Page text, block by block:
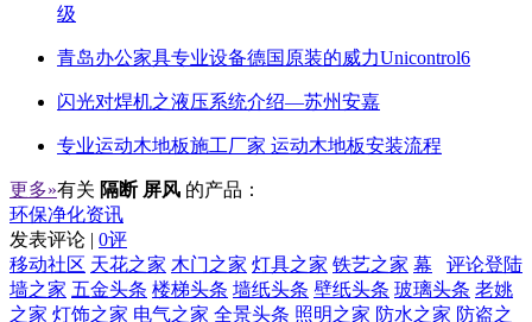
级
青岛办公家具专业设备德国原装的威力Unicontrol6
闪光对焊机之液压系统介绍—苏州安嘉
专业运动木地板施工厂家 运动木地板安装流程
更多»有关 隔断 屏风 的产品：
环保净化资讯
发表评论 | 0评
评论登陆
移动社区 天花之家 木门之家 灯具之家 铁艺之家 幕
墙之家 五金头条 楼梯头条 墙纸头条 壁纸头条 玻璃头条 老姚
之家 灯饰之家 电气之家 全景头条 照明之家 防水之家 防盗之